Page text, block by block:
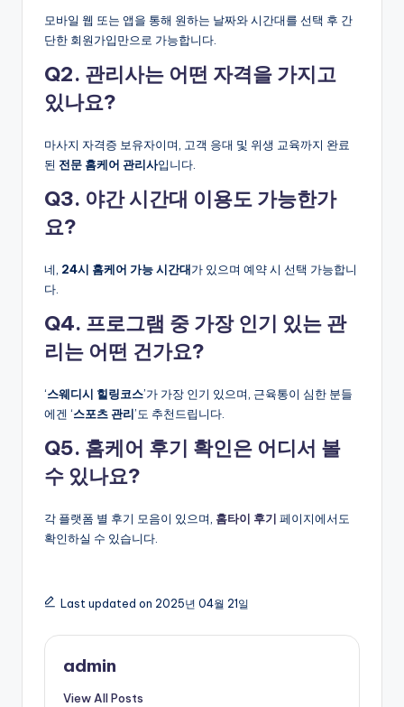
모바일 웹 또는 앱을 통해 원하는 날짜와 시간대를 선택 후 간
단한 회원가입만으로 가능합니다.
Q2. 관리사는 어떤 자격을 가지고
있나요?
마사지 자격증 보유자이며, 고객 응대 및 위생 교육까지 완료
된 전문 홈케어 관리사입니다.
Q3. 야간 시간대 이용도 가능한가
요?
네, 24시 홈케어 가능 시간대가 있으며 예약 시 선택 가능합니
다.
Q4. 프로그램 중 가장 인기 있는 관
리는 어떤 건가요?
‘스웨디시 힐링코스’가 가장 인기 있으며, 근육통이 심한 분들
에겐 ‘스포츠 관리’도 추천드립니다.
Q5. 홈케어 후기 확인은 어디서 볼
수 있나요?
각 플랫폼 별 후기 모음이 있으며, 홈타이 후기 페이지에서도
확인하실 수 있습니다.
Last updated on 2025년 04월 21일
admin
View All Posts